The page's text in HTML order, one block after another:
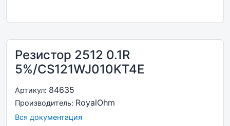
Резистор 2512 0.1R
5%/CS121WJ010KT4E
Артикул: 84635
Производитель: RoyalOhm
Вся документация